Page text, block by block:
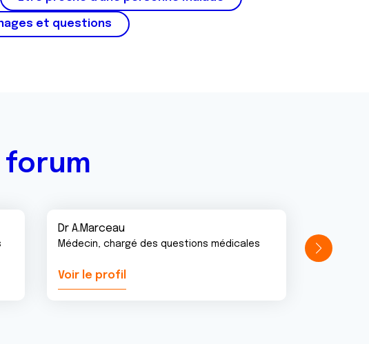
et questions
forum
Dr A.Marceau
Médecin, chargé des questions médicales
Voir le profil